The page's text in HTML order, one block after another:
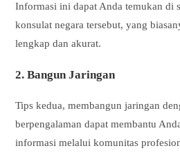
Informasi ini dapat Anda temukan di
konsulat negara tersebut, yang
lengkap dan akurat.
2.Bangun Jaringan
Tips kedua, membangun jaringan
berpengalaman dapat membantu
informasi melalui komunitas